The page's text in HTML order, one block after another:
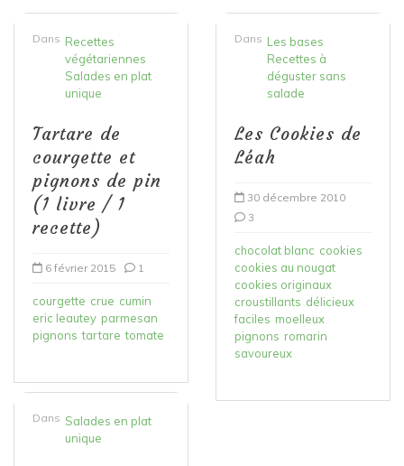
Dans Recettes
végétariennes
Salades en plat
unique
Tartare de
courgette et
pignons de pin
(1 livre / 1
recette)
6 février 2015 1
courgette crue cumin
eric leautey parmesan
pignons tartare tomate
Dans Salades en plat
unique
Dans Les bases
Recettes à
déguster sans
salade
Les Cookies de
Léah
30 décembre 2010
3
chocolat blanc cookies
cookies au nougat
cookies originaux
croustillants délicieux
faciles moelleux
pignons romarin
savoureux